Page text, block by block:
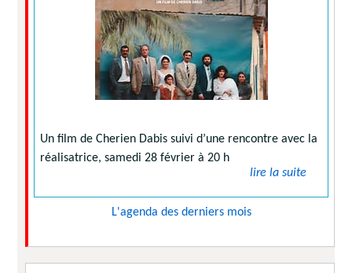
Un film de Cherien Dabis suivi d’une rencontre avec la
réalisatrice, samedi 28 février à 20 h
lire la suite
L'agenda des derniers mois